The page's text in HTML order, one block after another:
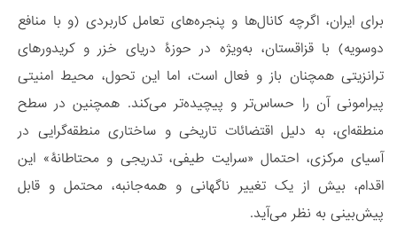
برای ایران، اگرچه کانال‌ها و پنجره‌های تعامل کاربردی (و با منافع
دوسویه) با قزاقستان، به‌ویژه در حوزۀ دریای خزر و کریدورهای
ترانزیتی همچنان باز و فعال است، اما این تحول، محیط امنیتی
پیرامونی آن را حساس‌تر و پیچیده‌تر می‌کند. همچنین در سطح
منطقه‌ای، به دلیل اقتضائات تاریخی و ساختاری منطقه‌گرایی در
آسیای مرکزی، احتمال «سرایت طیفی، تدریجی و محتاطانۀ» این
اقدام، بیش از یک تغییر ناگهانی و همه‌جانبه، محتمل و قابل
پیش‌بینی به نظر می‌آید.